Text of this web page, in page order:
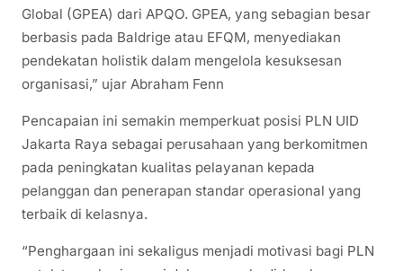
Global (GPEA) dari APQO. GPEA, yang sebagian besar
berbasis pada Baldrige atau EFQM, menyediakan
pendekatan holistik dalam mengelola kesuksesan
organisasi,” ujar Abraham Fenn
Pencapaian ini semakin memperkuat posisi PLN UID
Jakarta Raya sebagai perusahaan yang berkomitmen
pada peningkatan kualitas pelayanan kepada
pelanggan dan penerapan standar operasional yang
terbaik di kelasnya.
“Penghargaan ini sekaligus menjadi motivasi bagi PLN